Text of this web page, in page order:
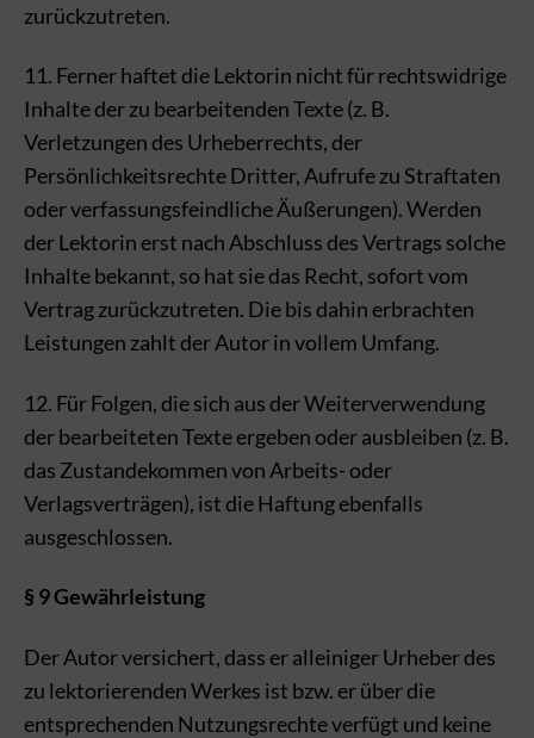
zurückzutreten.
11. Ferner haftet die Lektorin nicht für rechtswidrige
Inhalte der zu bearbeitenden Texte (z. B.
Verletzungen des Urheberrechts, der
Persönlichkeitsrechte Dritter, Aufrufe zu Straftaten
oder verfassungsfeindliche Äußerungen). Werden
der Lektorin erst nach Abschluss des Vertrags solche
Inhalte bekannt, so hat sie das Recht, sofort vom
Vertrag zurückzutreten. Die bis dahin erbrachten
Leistungen zahlt der Autor in vollem Umfang.
12. Für Folgen, die sich aus der Weiterverwendung
der bearbeiteten Texte ergeben oder ausbleiben (z. B.
das Zustandekommen von Arbeits- oder
Verlagsverträgen), ist die Haftung ebenfalls
ausgeschlossen.
§ 9 Gewährleistung
Der Autor versichert, dass er alleiniger Urheber des
zu lektorierenden Werkes ist bzw. er über die
entsprechenden Nutzungsrechte verfügt und keine